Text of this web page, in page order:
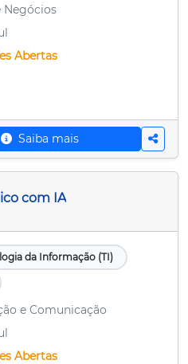
Negócios
Abertas
Saiba mais
com IA
da Informação (TI)
e Comunicação
Abertas